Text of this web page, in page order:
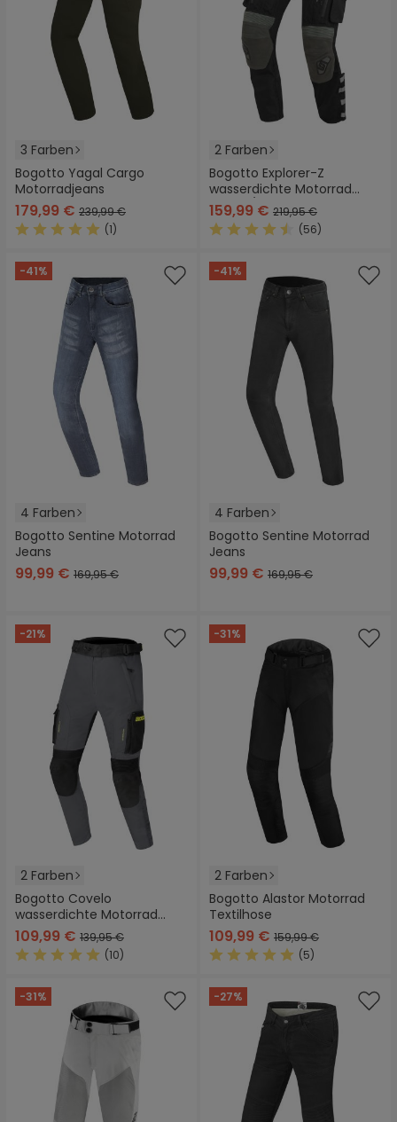
3 Farben
Bogotto Yagal Cargo
Motorradjeans
179,99 € 239,99 €
(1)
2 Farben
Bogotto Explorer-Z
wasserdichte Motorrad
Leder-/Textilhose
159,99 € 219,95 €
(56)
-41%
4 Farben
Bogotto Sentine Motorrad
Jeans
99,99 € 169,95 €
-41%
4 Farben
Bogotto Sentine Motorrad
Jeans
99,99 € 169,95 €
-21%
2 Farben
Bogotto Covelo
wasserdichte Motorrad
Textilhose
109,99 € 139,95 €
(10)
-31%
2 Farben
Bogotto Alastor Motorrad
Textilhose
109,99 € 159,99 €
(5)
-31% -27%